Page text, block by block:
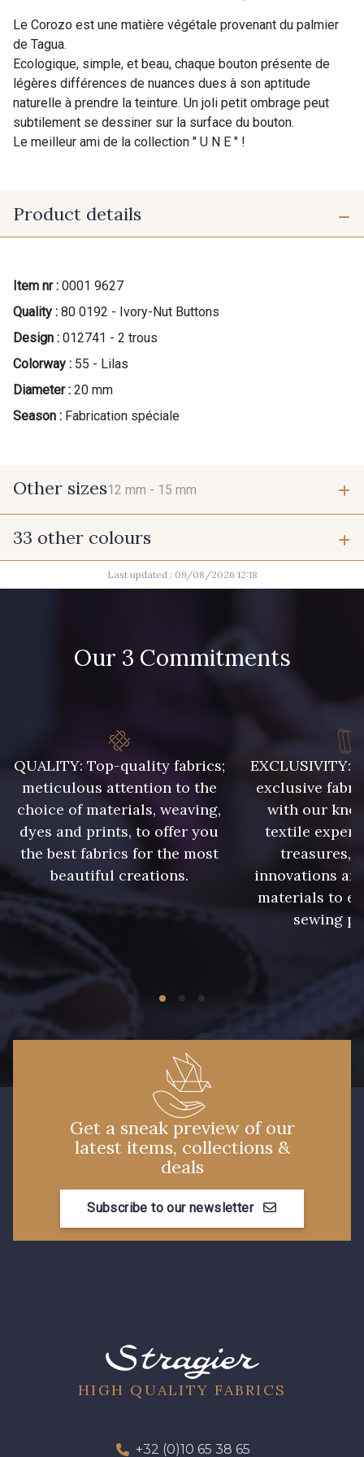
Le Corozo est une matière végétale provenant du palmier
de Tagua.
Ecologique, simple, et beau, chaque bouton présente de
légères différences de nuances dues à son aptitude
naturelle à prendre la teinture. Un joli petit ombrage peut
subtilement se dessiner sur la surface du bouton.
Le meilleur ami de la collection " U N E " !
Product details
Item nr : 0001 9627
Quality : 80 0192 - Ivory-Nut Buttons
Design : 012741 - 2 trous
Colorway : 55 - Lilas
Diameter : 20 mm
Season : Fabrication spéciale
Other sizes12 mm - 15 mm
12 mm
33 other colours
42 - Cayenne 43 - Jaune Safran
44 - Bleu Jeans clair
46 - Rose Zéphyr
32 - Corail 34 - Marine
36 - Menthe bleue
31 - Pêche
33 - Porcelaine
30 - Rose Perle
51 - Orange
53 - Kaki Kalamata
54 - Vert Canard
37 - Jaune Poussin
41 - Fuchsia
Last updated : 09/08/2026 12:18
Our 3 Commitments
QUALITY: Top-quality fabrics;
meticulous attention to the
choice of materials, weaving,
dyes and prints, to offer you
the best fabrics for the most
beautiful creations.
EXCLUSIVITY:
exclusive
with our
textile
treasures,
innovations
materials to
sewing
Get a sneak preview of our
latest items, collections &
deals
Subscribe to our newsletter
HIGH QUALITY FABRICS
+32 (0)10 65 38 65